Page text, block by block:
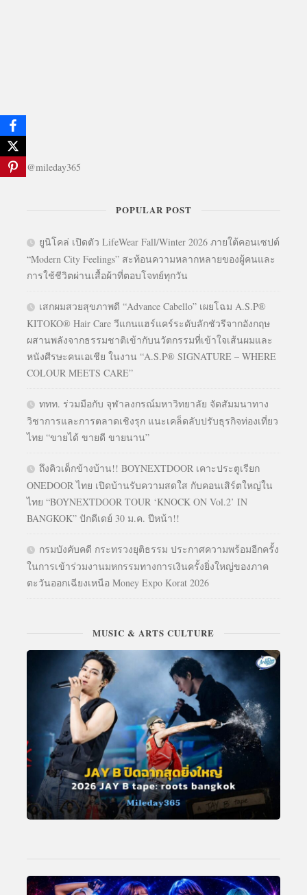
@mileday365
POPULAR POST
ยูนิโคล่ เปิดตัว LifeWear Fall/Winter 2026 ภายใต้คอนเซปต์
“Modern City Feelings” สะท้อนความหลากหลายของผู้คนและ
การใช้ชีวิตผ่านเสื้อผ้าที่ตอบโจทย์ทุกวัน
เสกผมสวยสุขภาพดี “Advance Cabello” เผยโฉม A.S.P®
KITOKO® Hair Care วีแกนแฮร์แคร์ระดับลักชัวรีจากอังกฤษ
ผสานพลังจากธรรมชาติเข้ากับนวัตกรรมที่เข้าใจเส้นผมและ
หนังศีรษะคนเอเชีย ในงาน “A.S.P® SIGNATURE – WHERE
COLOUR MEETS CARE”
ททท. ร่วมมือกับ จุฬาลงกรณ์มหาวิทยาลัย จัดสัมมนาทาง
วิชาการและการตลาดเชิงรุก แนะเคล็ดลับปรับธุรกิจท่องเที่ยว
ไทย “ขายได้ ขายดี ขายนาน”
ถึงคิวเด็กข้างบ้าน!! BOYNEXTDOOR เคาะประตูเรียก
ONEDOOR ไทย เปิดบ้านรับความสดใส กับคอนเสิร์ตใหญ่ใน
ไทย “BOYNEXTDOOR TOUR ‘KNOCK ON Vol.2’ IN
BANGKOK” ปักดีเดย์ 30 ม.ค. ปีหน้า!!
กรมบังคับคดี กระทรวงยุติธรรม ประกาศความพร้อมอีกครั้ง
ในการเข้าร่วมงานมหกรรมทางการเงินครั้งยิ่งใหญ่ของภาค
ตะวันออกเฉียงเหนือ Money Expo Korat 2026
MUSIC & ARTS CULTURE